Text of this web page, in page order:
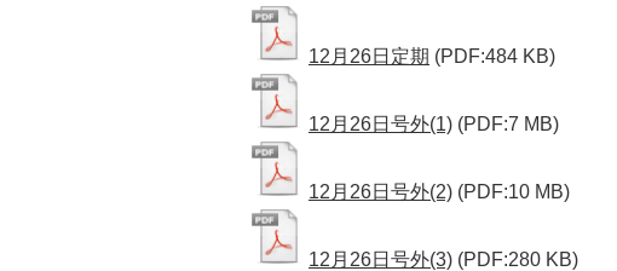
12月26日定期 (PDF:484 KB)
12月26日号外(1) (PDF:7 MB)
12月26日号外(2) (PDF:10 MB)
12月26日号外(3) (PDF:280 KB)